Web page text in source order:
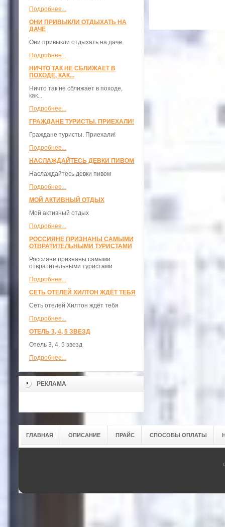
Подробнее...
ОНИ ПРИВЫКЛИ ОТДЫХАТЬ НА
ДАЧЕ
Они привыкли отдыхать на даче
Подробнее...
НИЧТО ТАК НЕ СБЛИЖАЕТ В
ПОХОДЕ, КАК...
Ничто так не сближает в походе,
как...
Подробнее...
ГРАЖДАНЕ ТУРИСТЫ. ПРИЕХАЛИ!
Граждане туристы. Приехали!
Подробнее...
НАСЛАЖДАЙТЕСЬ ДЕВКИ ПИВОМ
Наслаждайтесь девки пивом
Подробнее...
МОЙ АКТИВНЫЙ ОТДЫХ
Мой активный отдых
Подробнее...
РОССИЯНЕ ПРИЗНАНЫ САМЫМИ
ОТВРАТИТЕЛЬНЫМИ ТУРИСТАМИ
Россияне признаны самыми
отвратительными туристами
Подробнее...
СЕТЬ ОТЕЛЕЙ ХИЛТОН ЖДЁТ ТЕБЯ
Сеть отелей Хилтон ждёт тебя
Подробнее...
ОТЕЛЬ 3, 4, 5 ЗВЕЗД
Отель 3, 4, 5 звезд
Подробнее...
РЕКЛАМА
ГЛАВНАЯ ОПИСАНИЕ ПРАЙС СПОСОБЫ ОПЛАТЫ